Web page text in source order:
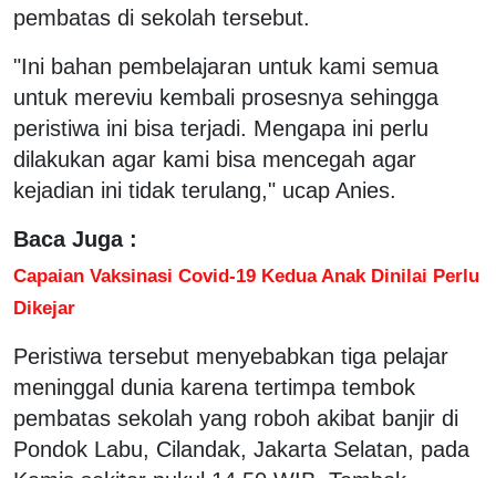
pembatas di sekolah tersebut.
"Ini bahan pembelajaran untuk kami semua
untuk mereviu kembali prosesnya sehingga
peristiwa ini bisa terjadi. Mengapa ini perlu
dilakukan agar kami bisa mencegah agar
kejadian ini tidak terulang," ucap Anies.
Baca Juga :
Capaian Vaksinasi Covid-19 Kedua Anak Dinilai Perlu
Dikejar
Peristiwa tersebut menyebabkan tiga pelajar
meninggal dunia karena tertimpa tembok
pembatas sekolah yang roboh akibat banjir di
Pondok Labu, Cilandak, Jakarta Selatan, pada